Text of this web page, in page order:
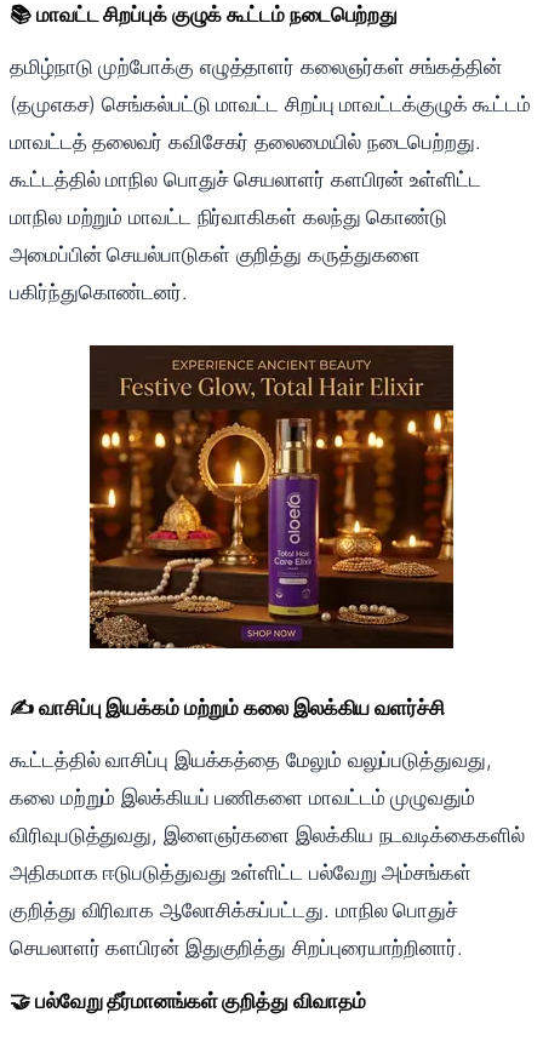
📚 மாவட்ட சிறப்புக் குழுக் கூட்டம் நடைபெற்றது
தமிழ்நாடு முற்போக்கு எழுத்தாளர் கலைஞர்கள் சங்கத்தின்
(தமுஎகச) செங்கல்பட்டு மாவட்ட சிறப்பு மாவட்டக்குழுக் கூட்டம்
மாவட்டத் தலைவர் கவிசேகர் தலைமையில் நடைபெற்றது.
கூட்டத்தில் மாநில பொதுச் செயலாளர் களபிரன் உள்ளிட்ட
மாநில மற்றும் மாவட்ட நிர்வாகிகள் கலந்து கொண்டு
அமைப்பின் செயல்பாடுகள் குறித்து கருத்துகளை
பகிர்ந்துகொண்டனர்.
✍️ வாசிப்பு இயக்கம் மற்றும் கலை இலக்கிய வளர்ச்சி
கூட்டத்தில் வாசிப்பு இயக்கத்தை மேலும் வலுப்படுத்துவது,
கலை மற்றும் இலக்கியப் பணிகளை மாவட்டம் முழுவதும்
விரிவுபடுத்துவது, இளைஞர்களை இலக்கிய நடவடிக்கைகளில்
அதிகமாக ஈடுபடுத்துவது உள்ளிட்ட பல்வேறு அம்சங்கள்
குறித்து விரிவாக ஆலோசிக்கப்பட்டது. மாநில பொதுச்
செயலாளர் களபிரன் இதுகுறித்து சிறப்புரையாற்றினார்.
🤝 பல்வேறு தீர்மானங்கள் குறித்து விவாதம்